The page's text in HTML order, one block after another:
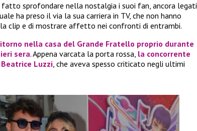
fatto sprofondare nella nostalgia i suoi fan, ancora legati
ha preso il via la sua carriera in TV, che non hanno
clip e di mostrare affetto nei confronti di entrambi.
nella casa del Grande Fratello proprio durante
sera. Appena varcata la porta rossa, la concorrente
Beatrice Luzzi, che aveva spesso criticato negli ultimi